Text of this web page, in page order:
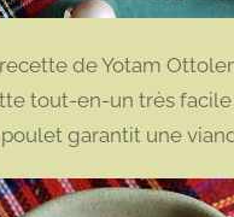
de Yotam
tout-en-un très
garantit une